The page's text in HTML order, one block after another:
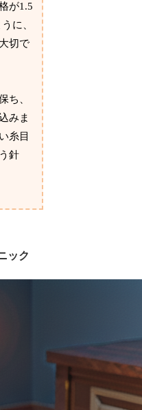
が1.5
に、
切で
ち、
みま
糸目
針
ック